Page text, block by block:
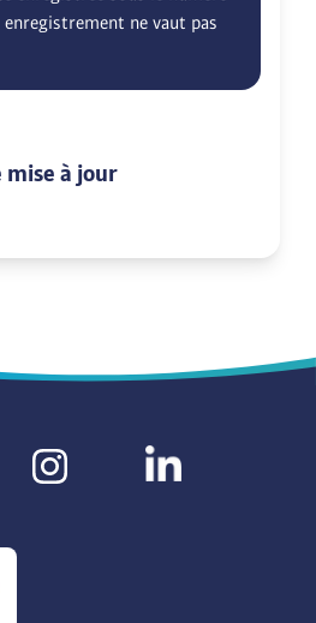
enregistrement ne vaut pas
mise à jour